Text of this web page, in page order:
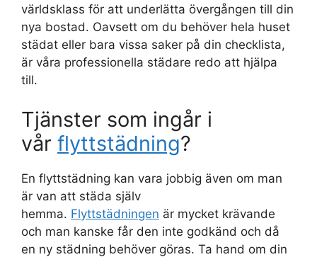
världsklass för att underlätta övergången till din
nya bostad. Oavsett om du behöver hela huset
städat eller bara vissa saker på din checklista,
är våra professionella städare redo att hjälpa
till.
Tjänster som ingår i
vår flyttstädning?
En flyttstädning kan vara jobbig även om man
är van att städa själv
hemma. Flyttstädningen är mycket krävande
och man kanske får den inte godkänd och då
en ny städning behöver göras. Ta hand om din